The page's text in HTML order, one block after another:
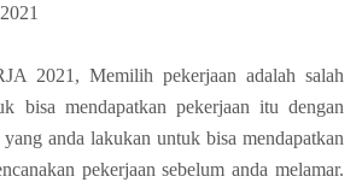
2021, Memilih pekerjaan adalah salah
bisa mendapatkan pekerjaan itu dengan
anda lakukan untuk bisa mendapatkan
pekerjaan sebelum anda melamar.